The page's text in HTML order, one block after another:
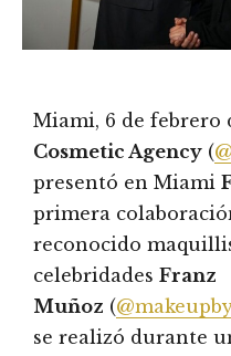
Miami, 6 de febrero
Cosmetic Agency (
presentó en Miami
primera
reconocido
celebridades Franz
Muñoz (
se realizó durante